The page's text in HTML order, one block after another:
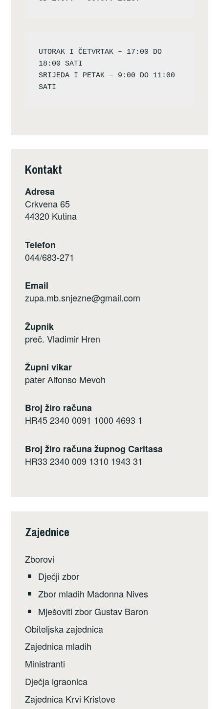
UTORAK I ČETVRTAK – 17:00 DO
18:00 SATI
SRIJEDA I PETAK – 9:00 DO 11:00
Kontakt
Adresa
Crkvena 65
44320 Kutina
Telefon
044/683-271
Email
zupa.mb.snjezne@gmail.com
Župnik
preč. Vladimir Hren
Župni vikar
pater Alfonso Mevoh
Broj žiro računa
HR45 2340 0091 1000 4693 1
Broj žiro računa župnog Caritasa
HR33 2340 009 1310 1943 31
Zajednice
Zborovi
Dječji zbor
Zbor mladih Madonna Nives
Mješoviti zbor Gustav Baron
Obiteljska zajednica
Zajednica mladih
Ministranti
Dječja igraonica
Zajednica Krvi Kristove